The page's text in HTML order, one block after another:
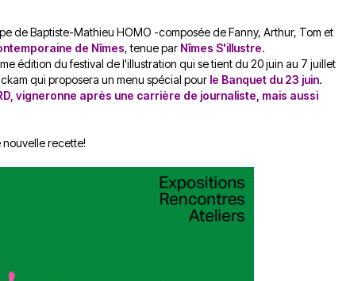
Sud
avec
OgLounis
-
20.07.2026
que
j’étais
ma
mère
!
le
juin
2026
Émissions
Évènements
de Baptiste-Mathieu HOMO -composée de Fanny, Arthur, Tom et
de Nîmes, tenue par Nîmes S'illustre.
édition du festival de l'illustration qui se tient du 20 juin au 7 juillet
qui proposera un menu spécial pour le Banquet du 23 juin.
vigneronne après une carrière de journaliste, mais aussi
nouvelle recette!